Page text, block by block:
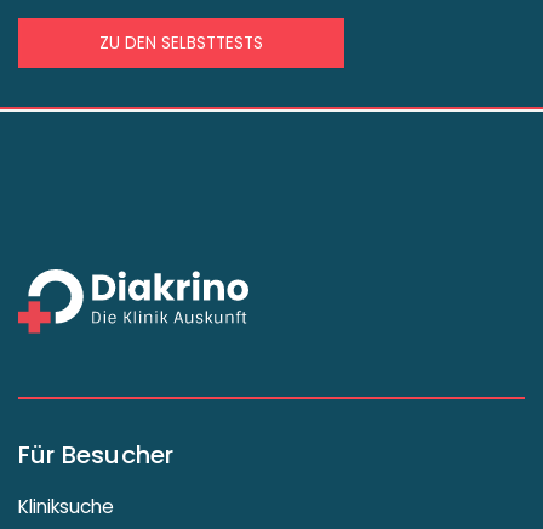
ZU DEN SELBSTTESTS
Für Besucher
Kliniksuche